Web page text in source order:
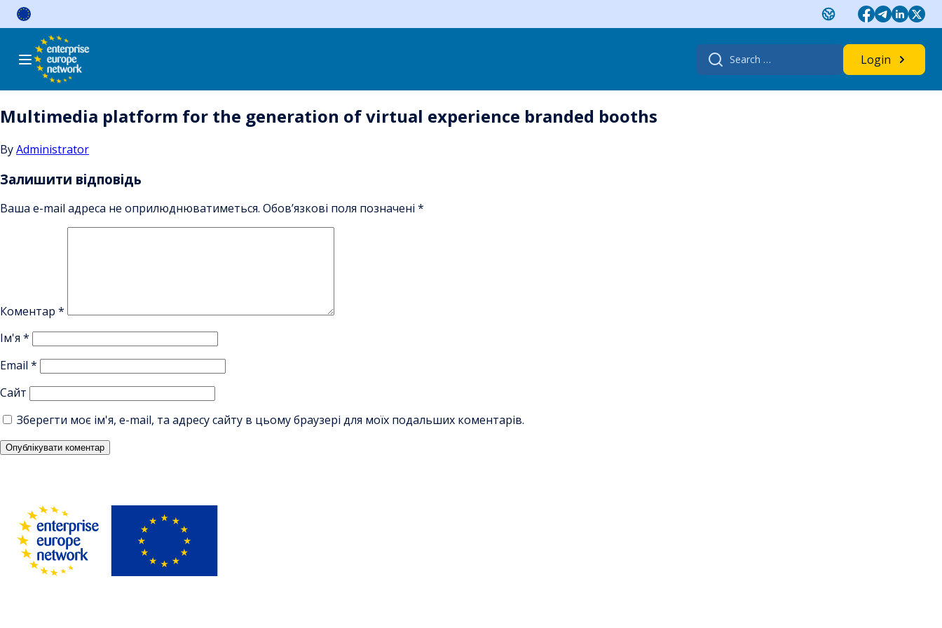
Skip
Search
for:
Login
Multimedia platform for the generation of virtual experience branded booths
ByAdministrator
Залишити відповідь
Ваша e-mail адреса не оприлюднюватиметься. Обов’язкові поля позначені *
Коментар *
Ім'я *
Email *
Сайт
Зберегти моє ім'я, e-mail, та адресу сайту в цьому браузері для моїх подальших коментарів.